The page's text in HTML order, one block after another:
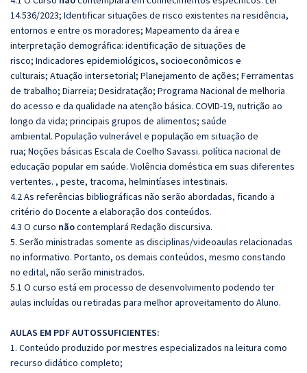
14.536/2023; Identificar situações de risco existentes na residência,
entornos e entre os moradores; Mapeamento da área e
interpretação demográfica: identificação de situações de
risco; Indicadores epidemiológicos, socioeconômicos e
culturais; Atuação intersetorial; Planejamento de ações; Ferramentas
de trabalho; Diarreia; Desidratação; Programa Nacional de melhoria
do acesso e da qualidade na atenção básica. COVID-19, nutrição ao
longo da vida; principais grupos de alimentos; saúde
ambiental. População vulnerável e população em situação de
rua; Noções básicas Escala de Coelho Savassi. política nacional de
educação popular em saúde. Violência doméstica em suas diferentes
vertentes. , peste, tracoma, helmintíases intestinais.
4.2 As referências bibliográficas não serão abordadas, ficando a
critério do Docente a elaboração dos conteúdos.
4.3 O curso nãocontemplará Redação discursiva.
5. Serão ministradas somente as disciplinas/videoaulas relacionadas
no informativo. Portanto, os demais conteúdos, mesmo constando
no edital, não serão ministrados.
5.1 O curso está em processo de desenvolvimento podendo ter
aulas incluídas ou retiradas para melhor aproveitamento do Aluno.
AULAS EM PDF AUTOSSUFICIENTES:
1. Conteúdo produzido por mestres especializados na leitura como
recurso didático completo;